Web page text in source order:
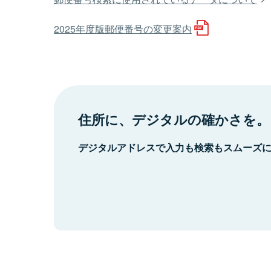
2025年度版郵便番号の変更案内
住所に、デジタルの確かさを。
デジタルアドレスで入力も検索もスムーズ